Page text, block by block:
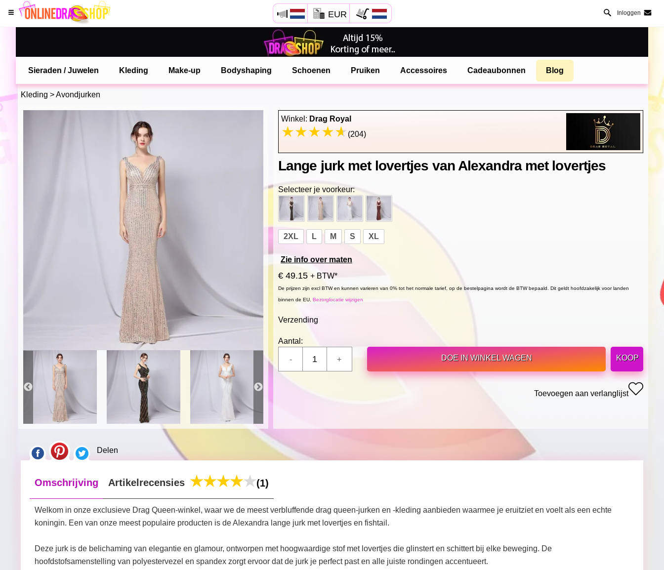
EUR Inloggen
Sieraden / Juwelen Kleding Make-up Bodyshaping Schoenen Pruiken Accessoires Cadeaubonnen Blog
Kleding >Avondjurken
Winkel: Drag Royal
(204)
Lange jurk met lovertjes van Alexandra met lovertjes
Selecteer je voorkeur:
2XL L M S XL
Zie info over maten
€ 49.15 + BTW*
De prijzen zijn excl BTW en kunnen varieren van 0% tot het normale tarief, op de bestelpagina wordt de BTW bepaald. Dit geldt hoofdzakelijk voor landen
binnen de EU. Bezorglocatie wijzigen
Verzending
Aantal:
DOE IN WINKEL WAGEN
KOOP
Toevoegen aan verlanglijst
Delen
Omschrijving Artikelrecensies (1)
Welkom in onze exclusieve Drag Queen-winkel, waar we de meest verbluffende drag queen-jurken en -kleding aanbieden waarmee je eruitziet en voelt als een echte
koningin. Een van onze meest populaire producten is de Alexandra lange jurk met lovertjes en fishtail.
Deze jurk is de belichaming van elegantie en glamour, ontworpen met hoogwaardige stof met lovertjes die glinstert en schittert bij elke beweging. De
hoofdstofsamenstelling van polyestervezel en spandex zorgt ervoor dat de jurk je perfect past en alle juiste rondingen accentueert.
Open Safari menu.
of klik de safari knop zoals hiernaast getoont
en klik TOEVOEGEN AAN BUREAUBLAD